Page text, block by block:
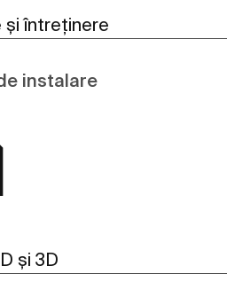
și întreținere
instalare
și 3D